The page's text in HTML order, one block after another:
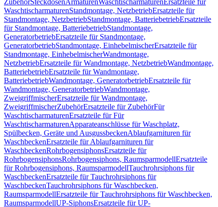
ZubehörSteckdosenArmaturenWaschtischarmaturen Ersatzteile für
WaschtischarmaturenStandmontage, NetzbetriebErsatzteile für
Standmontage, NetzbetriebStandmontage, BatteriebetriebErsatzteile
für Standmontage, BatteriebetriebStandmontage,
GeneratorbetriebErsatzteile für Standmontage,
GeneratorbetriebStandmontage, EinhebelmischerErsatzteile für
Standmontage, EinhebelmischerWandmontage,
NetzbetriebErsatzteile für Wandmontage, NetzbetriebWandmontage,
BatteriebetriebErsatzteile für Wandmontage,
BatteriebetriebWandmontage, GeneratorbetriebErsatzteile für
Wandmontage, GeneratorbetriebWandmontage,
ZweigriffmischerErsatzteile für Wandmontage,
ZweigriffmischerZubehörErsatzteile für ZubehörFür
WaschtischarmaturenErsatzteile für Für
WaschtischarmaturenApparateanschlüsse für Waschplatz,
Spülbecken, Geräte und AusgussbeckenAblaufgarnituren für
WaschbeckenErsatzteile für Ablaufgarnituren für
WaschbeckenRohrbogensiphonsErsatzteile für
RohrbogensiphonsRohrbogensiphons, RaumsparmodellErsatzteile
für Rohrbogensiphons, RaumsparmodellTauchrohrsiphons für
WaschbeckenErsatzteile für Tauchrohrsiphons für
WaschbeckenTauchrohrsiphons für Waschbecken,
RaumsparmodellErsatzteile für Tauchrohrsiphons für Waschbecken,
RaumsparmodellUP-SiphonsErsatzteile für UP-